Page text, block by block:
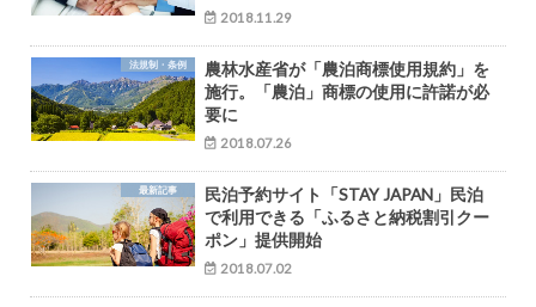
2018.11.29
法規制・条例
農林水産省が「農泊商標使用規約」を
施行。「農泊」商標の使用に許諾が必
要に
2018.07.26
最新記事
民泊予約サイト「STAY JAPAN」民泊
で利用できる「ふるさと納税割引クー
ポン」提供開始
2018.07.02